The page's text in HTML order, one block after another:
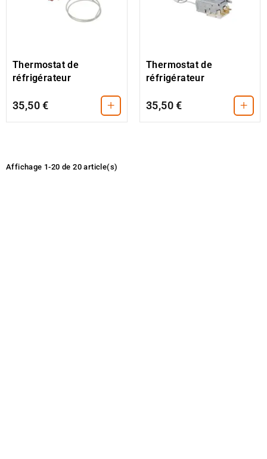
Thermostat de
réfrigérateur
35,50 € +
Thermostat de
réfrigérateur
35,50 € +
Affichage 1-20 de 20 article(s)